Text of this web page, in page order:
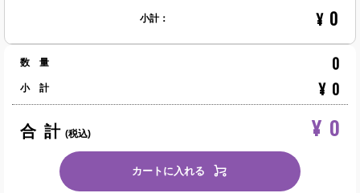
小計： ¥ 0
数 量 0
小 計 ¥ 0
合 計 (税込) ¥ 0
カートに入れる